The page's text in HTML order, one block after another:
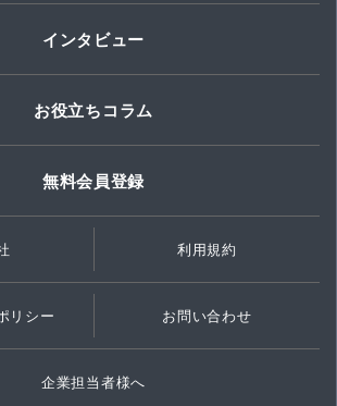
インタビュー
お役立ちコラム
無料会員登録
利用規約
リシー お問い合わせ
企業担当者様へ